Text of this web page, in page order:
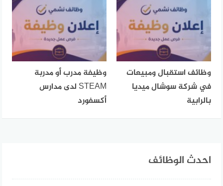
وظائف استقبال ومبيعات
في شركة سوشال ميديا
بالرابية
وظيفة مدرب أو مدربة
STEAM لدى مدارس
أكسفورد
احدث الوظائف